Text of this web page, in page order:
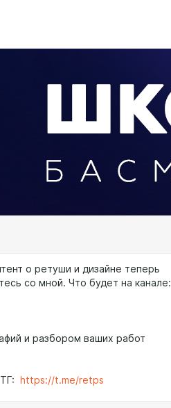
о ретуши и дизайне теперь
со мной. Что будет на канале:
и разбором ваших работ
https://t.me/retps